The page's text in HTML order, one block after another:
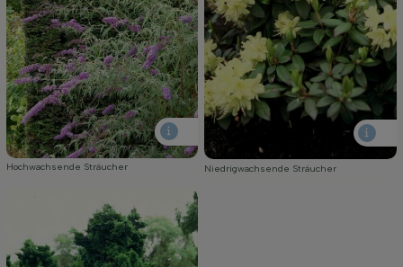
Hochwachsende Sträucher Niedrigwachsende Sträucher